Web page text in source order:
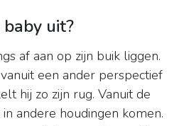
baby uit?
af aan op zijn buik liggen.
een ander perspectief
hij zo zijn rug. Vanuit de
andere houdingen komen.